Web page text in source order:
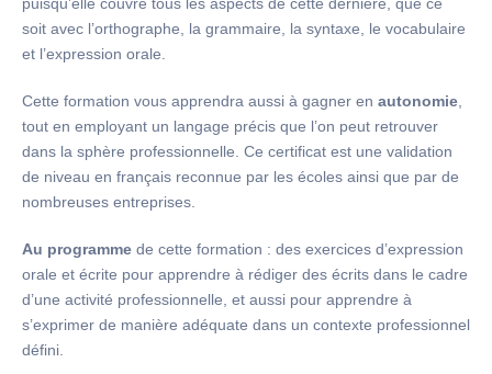
soit avec l’orthographe, la grammaire, la syntaxe, le vocabulaire
et l’expression orale.
Cette formation vous apprendra aussi à gagner en autonomie
tout en employant un langage précis que l’on peut retrouver
dans la sphère professionnelle. Ce certificat est une validation
de niveau en français reconnue par les écoles ainsi que par de
nombreuses entreprises.
Au programme de cette formation : des exercices d’expression
orale et écrite pour apprendre à rédiger des écrits dans le cadre
d’une activité professionnelle, et aussi pour apprendre à
s’exprimer de manière adéquate dans un contexte professionnel
défini.